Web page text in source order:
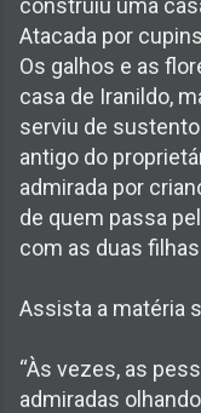
Atacada por
Os galhos e as
casa de Iranildo,
serviu de
antigo do
admirada por
de quem passa
com as duas
Assista a matéria
“Às vezes, as
admiradas